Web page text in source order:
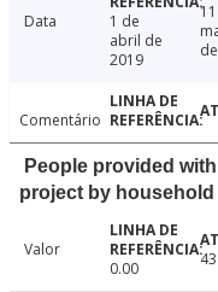
Data
1 de
abril de
2019
Comentário
People provided
project by
Valor
0.00